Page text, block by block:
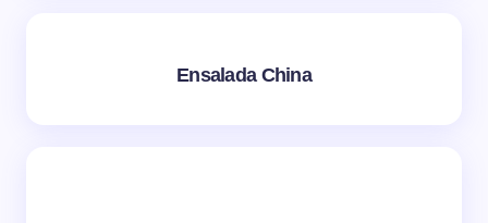
Ensalada China